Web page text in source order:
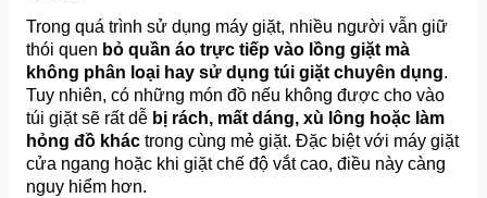
Trong quá trình sử dụng máy giặt, nhiều người vẫn giữ
thói quen bỏ quần áo trực tiếp vào lồng giặt mà
không phân loại hay sử dụng túi giặt chuyên dụng.
Tuy nhiên, có những món đồ nếu không được cho vào
túi giặt sẽ rất dễ bị rách, mất dáng, xù lông hoặc làm
hỏng đồ khác trong cùng mẻ giặt. Đặc biệt với máy giặt
cửa ngang hoặc khi giặt chế độ vắt cao, điều này càng
nguy hiểm hơn.